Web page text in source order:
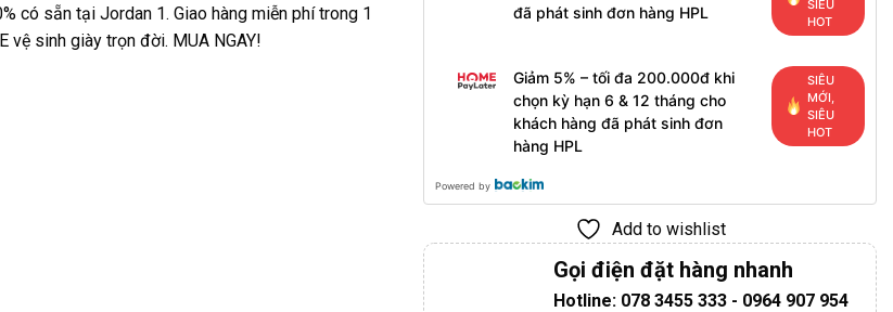
có sẵn tại Jordan 1. Giao hàng miễn phí trong 1
vệ sinh giày trọn đời. MUA NGAY!
đã phát sinh đơn hàng HPL
SIÊU
HOT
Giảm 5% – tối đa 200.000đ khi
chọn kỳ hạn 6 & 12 tháng cho
khách hàng đã phát sinh đơn
hàng HPL
SIÊU
MỚI,
SIÊU
HOT
Powered by
Add to wishlist
Gọi điện đặt hàng nhanh
Hotline: 078 3455 333 - 0964 907 954